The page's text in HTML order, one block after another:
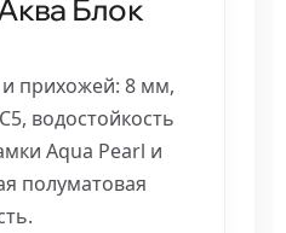
Блок
и прихожей: 8 мм,
водостойкость
Aqua Pearl и
полуматовая